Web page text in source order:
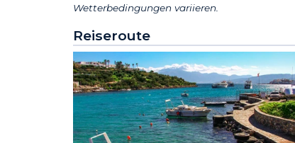
Wetterbedingungen variieren.
Reiseroute